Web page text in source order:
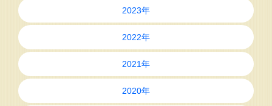
2023年
2022年
2021年
2020年